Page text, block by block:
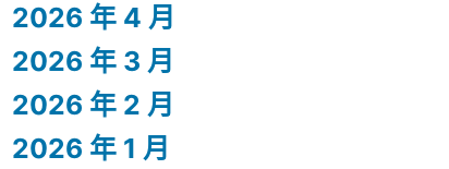
2026 年 4 月
2026 年 3 月
2026 年 2 月
2026 年 1 月